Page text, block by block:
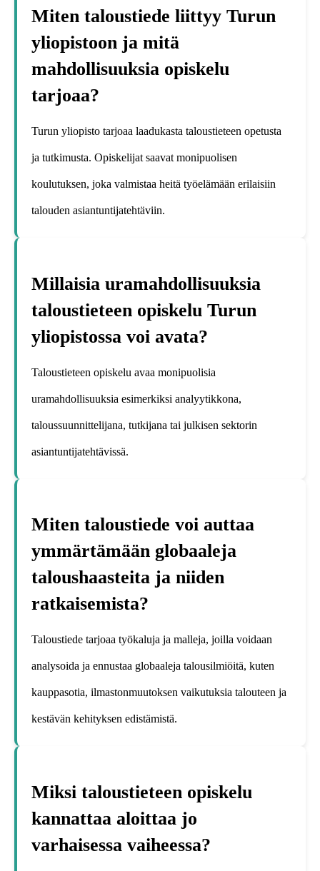
Miten taloustiede liittyy Turun
yliopistoon ja mitä
mahdollisuuksia opiskelu
tarjoaa?
Turun yliopisto tarjoaa laadukasta taloustieteen opetusta
ja tutkimusta. Opiskelijat saavat monipuolisen
koulutuksen, joka valmistaa heitä työelämään erilaisiin
talouden asiantuntijatehtäviin.
Millaisia uramahdollisuuksia
taloustieteen opiskelu Turun
yliopistossa voi avata?
Taloustieteen opiskelu avaa monipuolisia
uramahdollisuuksia esimerkiksi analyytikkona,
taloussuunnittelijana, tutkijana tai julkisen sektorin
asiantuntijatehtävissä.
Miten taloustiede voi auttaa
ymmärtämään globaaleja
taloushaasteita ja niiden
ratkaisemista?
Taloustiede tarjoaa työkaluja ja malleja, joilla voidaan
analysoida ja ennustaa globaaleja talousilmiöitä, kuten
kauppasotia, ilmastonmuutoksen vaikutuksia talouteen ja
kestävän kehityksen edistämistä.
Miksi taloustieteen opiskelu
kannattaa aloittaa jo
varhaisessa vaiheessa?